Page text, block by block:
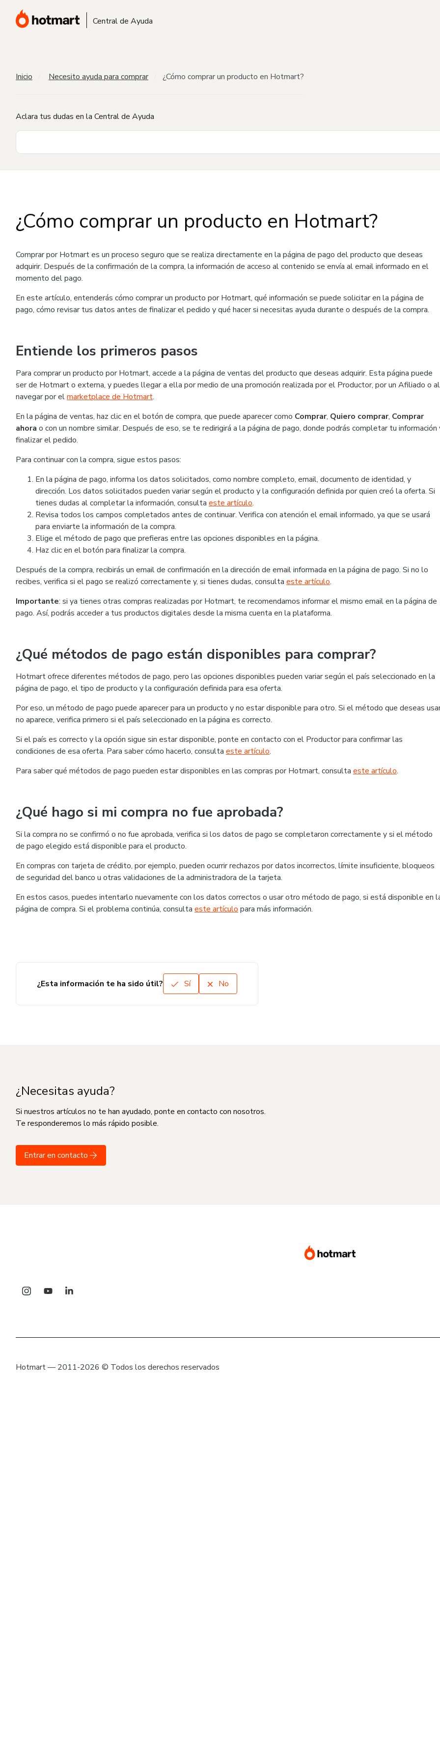
Central de Ayuda
Inicio Necesito ayuda para comprar ¿Cómo comprar un producto en Hotmart?
Aclara tus dudas en la Central de Ayuda
¿Cómo comprar un producto en Hotmart?
Comprar por Hotmart es un proceso seguro que se realiza directamente en la página de pago del producto que deseas
adquirir. Después de la confirmación de la compra, la información de acceso al contenido se envía al email informado en el
momento del pago.
En este artículo, entenderás cómo comprar un producto por Hotmart, qué información se puede solicitar en la página de
pago, cómo revisar tus datos antes de finalizar el pedido y qué hacer si necesitas ayuda durante o después de la compra.
Entiende los primeros pasos
Para comprar un producto por Hotmart, accede a la página de ventas del producto que deseas adquirir. Esta página puede
ser de Hotmart o externa, y puedes llegar a ella por medio de una promoción realizada por el Productor, por un Afiliado o al
navegar por elmarketplace de Hotmart.
En la página de ventas, haz clic en el botón de compra, que puede aparecer como Comprar, Quiero comprar, Comprar
ahora o con un nombre similar. Después de eso, se te redirigirá a la página de pago, donde podrás completar tu información
finalizar el pedido.
Para continuar con la compra, sigue estos pasos:
En la página de pago, informa los datos solicitados, como nombre completo, email, documento de identidad, y
dirección. Los datos solicitados pueden variar según el producto y la configuración definida por quien creó la oferta. Si
tienes dudas al completar la información, consulta este artículo.
Revisa todos los campos completados antes de continuar. Verifica con atención el email informado, ya que se usará
para enviarte la información de la compra.
Elige el método de pago que prefieras entre las opciones disponibles en la página.
Haz clic en el botón para finalizar la compra.
Después de la compra, recibirás un email de confirmación en la dirección de email informada en la página de pago. Si no lo
recibes, verifica si el pago se realizó correctamente y, si tienes dudas, consulta este artículo.
Importante: si ya tienes otras compras realizadas por Hotmart, te recomendamos informar el mismo email en la página de
pago. Así, podrás acceder a tus productos digitales desde la misma cuenta en la plataforma.
¿Qué métodos de pago están disponibles para comprar?
Hotmart ofrece diferentes métodos de pago, pero las opciones disponibles pueden variar según el país seleccionado en la
página de pago, el tipo de producto y la configuración definida para esa oferta.
Por eso, un método de pago puede aparecer para un producto y no estar disponible para otro. Si el método que deseas
no aparece, verifica primero si el país seleccionado en la página es correcto.
Si el país es correcto y la opción sigue sin estar disponible, ponte en contacto con el Productor para confirmar las
condiciones de esa oferta. Para saber cómo hacerlo, consulta este artículo.
Para saber qué métodos de pago pueden estar disponibles en las compras por Hotmart, consulta este artículo.
¿Qué hago si mi compra no fue aprobada?
Si la compra no se confirmó o no fue aprobada, verifica si los datos de pago se completaron correctamente y si el método
de pago elegido está disponible para el producto.
En compras con tarjeta de crédito, por ejemplo, pueden ocurrir rechazos por datos incorrectos, límite insuficiente, bloqueos
de seguridad del banco u otras validaciones de la administradora de la tarjeta.
En estos casos, puedes intentarlo nuevamente con los datos correctos o usar otro método de pago, si está disponible en
página de compra. Si el problema continúa, consulta este artículo para más información.
¿Esta información te ha sido útil? Sí No
¿Necesitas ayuda?
Si nuestros artículos no te han ayudado, ponte en contacto con nosotros.
Te responderemos lo más rápido posible.
Entrar en contacto
Hotmart — 2011-2026 © Todos los derechos reservados